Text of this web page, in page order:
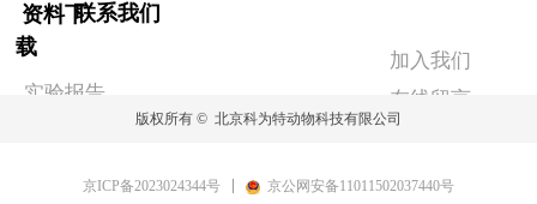
实验报告
联系我们
加入我们
在线留言
资料下
载
版权所有 © 北京科为特动物科技有限公司
京ICP备2023024344号 京公网安备11011502037440号